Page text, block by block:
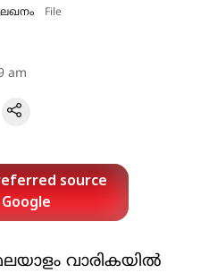
File
am
source
വാരികയില്‍